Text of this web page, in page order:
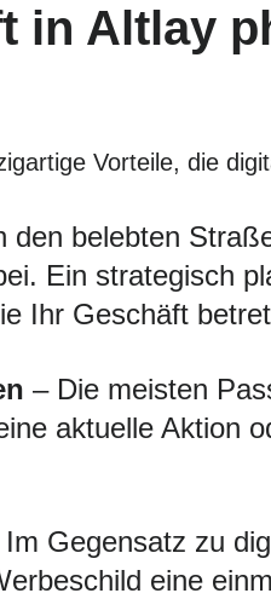
in Altlay
Vorteile, die
den belebten
Ein strategisch
Ihr Geschäft
– Die meisten
aktuelle Aktion
Gegensatz zu
eine